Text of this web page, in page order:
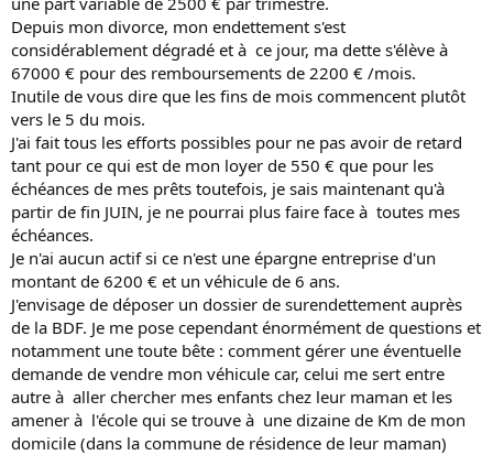
Depuis mon divorce, mon endettement s'est
considérablement dégradé et à ce jour, ma dette s'élève à
67000 € pour des remboursements de 2200 € /mois.
Inutile de vous dire que les fins de mois commencent plutôt
vers le 5 du mois.
J'ai fait tous les efforts possibles pour ne pas avoir de retard
tant pour ce qui est de mon loyer de 550 € que pour les
échéances de mes prêts toutefois, je sais maintenant qu'à
partir de fin JUIN, je ne pourrai plus faire face à toutes mes
échéances.
Je n'ai aucun actif si ce n'est une épargne entreprise d'un
montant de 6200 € et un véhicule de 6 ans.
J'envisage de déposer un dossier de surendettement auprès
de la BDF. Je me pose cependant énormément de questions et
notamment une toute bête : comment gérer une éventuelle
demande de vendre mon véhicule car, celui me sert entre
autre à aller chercher mes enfants chez leur maman et les
amener à l'école qui se trouve à une dizaine de Km de mon
domicile (dans la commune de résidence de leur maman)